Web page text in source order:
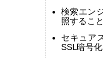
検索エン
照するこ
セキュア
SSL暗号化